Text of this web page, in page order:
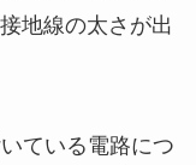
地線の太さが出
ている電路につ